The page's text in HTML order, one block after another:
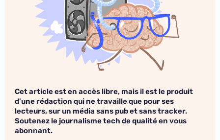
Cet article est en accès libre, mais il est le produit
d'une rédaction qui ne travaille que pour ses
lecteurs, sur un média sans pub et sans tracker.
Soutenez le journalisme tech de qualité en vous
abonnant.